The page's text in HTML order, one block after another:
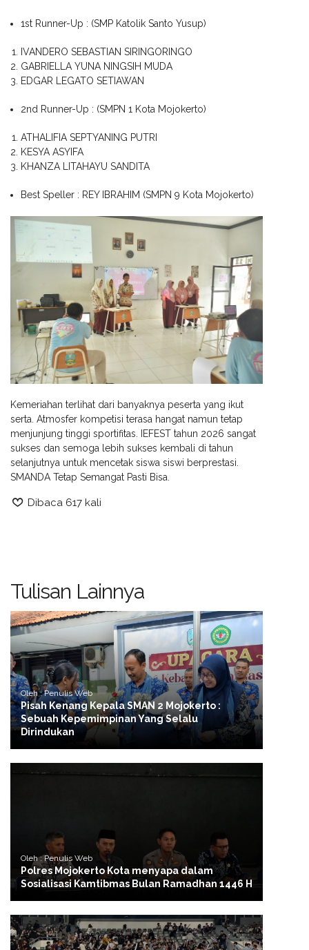
1st Runner-Up : (SMP Katolik Santo Yusup)
IVANDERO SEBASTIAN SIRINGORINGO
GABRIELLA YUNA NINGSIH MUDA
EDGAR LEGATO SETIAWAN
2nd Runner-Up : (SMPN 1 Kota Mojokerto)
ATHALIFIA SEPTYANING PUTRI
KESYA ASYIFA
KHANZA LITAHAYU SANDITA
Best Speller : REY IBRAHIM (SMPN 9 Kota Mojokerto)
Kemeriahan terlihat dari banyaknya peserta yang ikut
serta. Atmosfer kompetisi terasa hangat namun tetap
menjunjung tinggi sportifitas. IEFEST tahun 2026 sangat
sukses dan semoga lebih sukses kembali di tahun
selanjutnya untuk mencetak siswa siswi berprestasi.
SMANDA Tetap Semangat Pasti Bisa.
Dibaca 617 kali
Tulisan Lainnya
Oleh : Penulis Web
Pisah Kenang Kepala SMAN 2 Mojokerto :
Sebuah Kepemimpinan Yang Selalu
Dirindukan
Oleh : Penulis Web
Polres Mojokerto Kota menyapa dalam
Sosialisasi Kamtibmas Bulan Ramadhan 1446 H